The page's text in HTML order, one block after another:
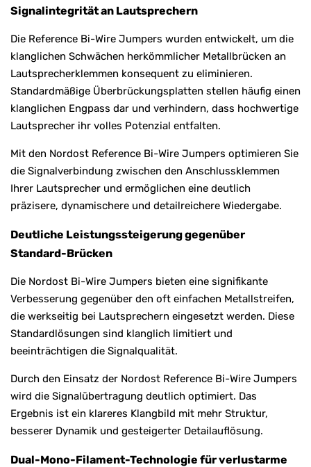
Signalintegrität an Lautsprechern
Die Reference Bi-Wire Jumpers wurden entwickelt, um die
klanglichen Schwächen herkömmlicher Metallbrücken an
Lautsprecherklemmen konsequent zu eliminieren.
Standardmäßige Überbrückungsplatten stellen häufig einen
klanglichen Engpass dar und verhindern, dass hochwertige
Lautsprecher ihr volles Potenzial entfalten.
Mit den Nordost Reference Bi-Wire Jumpers optimieren Sie
die Signalverbindung zwischen den Anschlussklemmen
Ihrer Lautsprecher und ermöglichen eine deutlich
präzisere, dynamischere und detailreichere Wiedergabe.
Deutliche Leistungssteigerung gegenüber
Standard-Brücken
Die Nordost Bi-Wire Jumpers bieten eine signifikante
Verbesserung gegenüber den oft einfachen Metallstreifen,
die werkseitig bei Lautsprechern eingesetzt werden. Diese
Standardlösungen sind klanglich limitiert und
beeinträchtigen die Signalqualität.
Durch den Einsatz der Nordost Reference Bi-Wire Jumpers
wird die Signalübertragung deutlich optimiert. Das
Ergebnis ist ein klareres Klangbild mit mehr Struktur,
besserer Dynamik und gesteigerter Detailauflösung.
Dual-Mono-Filament-Technologie für verlustarme